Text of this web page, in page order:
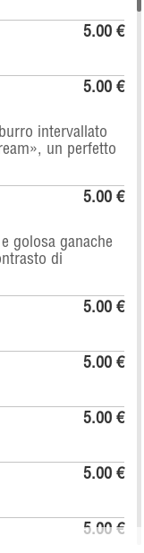
5.00 €
5.00 €
intervallato
un perfetto
5.00 €
golosa ganache
di
5.00 €
5.00 €
5.00 €
5.00 €
5.00 €